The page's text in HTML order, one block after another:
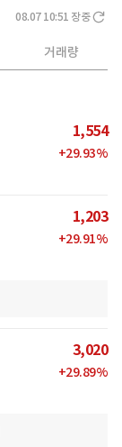
08.07 10:51 장중
거래량
1,554
+29.93%
1,203
+29.91%
3,020
+29.89%